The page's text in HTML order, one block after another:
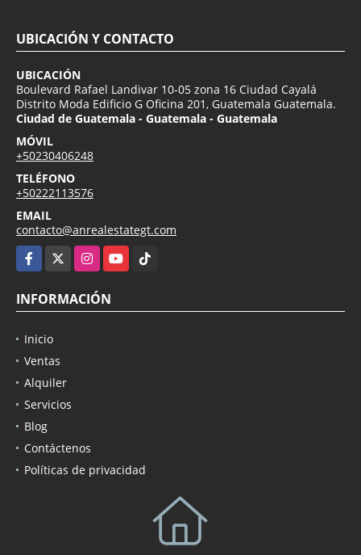
UBICACIÓN Y CONTACTO
UBICACIÓN
Boulevard Rafael Landivar 10-05 zona 16 Ciudad Cayalá
Distrito Moda Edificio G Oficina 201, Guatemala Guatemala.
Ciudad de Guatemala - Guatemala - Guatemala
MÓVIL
+50230406248
TELÉFONO
+50222113576
EMAIL
contacto@anrealestategt.com
Facebook
InstagramYouTubeTikTok
INFORMACIÓN
Inicio
Ventas
Alquiler
Servicios
Blog
Contáctenos
Políticas de privacidad